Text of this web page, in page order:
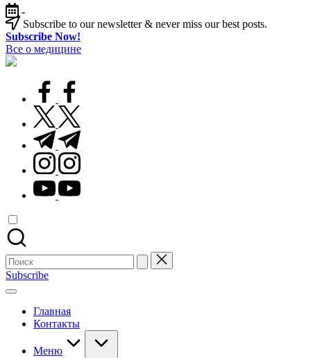
Перейти
к
содержимому
-
Subscribe to our newsletter & never miss our best posts.
Subscribe Now!
Все о медицине
Лечитесь
facebook.com
twitter.com
t.me
instagram.com
youtube.com
Поиск
для:
Subscribe
Главная
Контакты
Меню